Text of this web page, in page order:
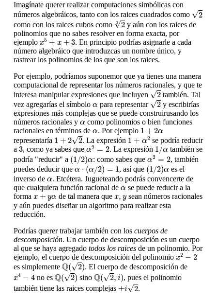
Imagínate querer realizar computaciones simbólicas con
números algebráicos, tanto con los raices cuadrados como √2
como con los raices cubos como 3
√2
23
y aún con los raices de
polinomios que no sabes resolver en forma exacta, por
ejemplo x5 + x + 3
x5 +x+3
. En principio podrías asignarle a cada
número algebráico que introduzcas un nombre único, y
rastrear los polinomios de los que son los raices.
Por ejemplo, podríamos suponemor que ya tienes una manera
computacional de representar los números racionales, y que te
interesa manipular expresiones que incluyen √2
2
también. Tal
vez agregarías el símbolo α
α para representar √2
2
y escribirías
expresiones más complejas que se puede construirusando los
números racionales y α
α como polinomios o bien funciones
racionales en términos de α
α . Por ejemplo 1 + 2α
1+2α
representaría 1 + 2√2
1+22
. La expresión 1 + α2
1+α 2
se podría reducir
a 3
3, como ya sabes que α2 = 2
α2=2 . La expresión 1/α
1 /α
también se
podría "reducir" a (1 /2)α
(1/ 2)α : como sabes que α2 = 2
2= 2
, también
puedes deducir que α ⋅ (α/2) = 1
α⋅ (α/2) =1 , así que (1/2)α
(1 2)α
es el
inverso de α
α . Etcétera. Jugueteando podrás convencerte de
que cualquiera función racional de α
α se puede reducir a la
forma x + yα
x+y α de tal manera quex, y
x, y sean números racionales
y aún puedes diseñar un algoritmo para realizar esta
reducción.
Podrías querer trabajar también con los cuerpos de
descomposición. Un cuerpo de descomposición es un cuerpo
al que se haya agregado todos los raices de un polinomio. Por
ejemplo, el cuerpo de descomposición del polinomio x2 − 2
x2−2
es simplemente Q(√2)
Q(2)
. El cuerpo de descomposición de
x4 − 4
4 no esQ(√2)
Q (2)
sinoQ(√2, i)
Q (2 i)
, pues el polinomio
también tiene las raices complejas ±i√2
±i2
.